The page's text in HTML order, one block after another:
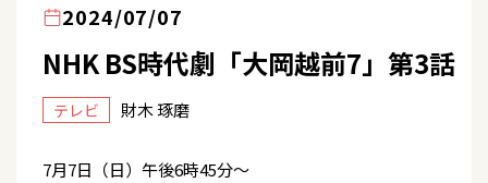
2024/07/07
NHK BS時代劇「大岡越前7」第3話
テレビ 財木 琢磨
7月7日（日）午後6時45分〜